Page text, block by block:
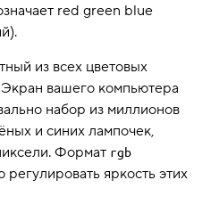
red green blue
из всех цветовых
Экран вашего компьютера
набор из миллионов
и синих лампочек,
Формат rgb
яркость этих